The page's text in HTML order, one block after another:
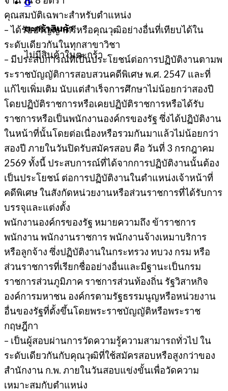
ตะกร้าสินค้า
ไม่มีสินค้าในตะกร้า
คุณสมบัติเฉพาะสำหรับตำแหน่ง
– ได้รับปริญญาตรีหรือคุณวุฒิอย่างอื่นที่เทียบได้ใน
ระดับเดียวกันในทุกสาขาวิชา
– มีประสบการณ์ที่เป็นประโยชน์ต่อการปฏิบัติงานตามพ
ระราชบัญญัติการสอบสวนคดีพิเศษ พ.ศ. 2547 และที่
แก้ไขเพิ่มเติม นับแต่สำเร็จการศึกษาไม่น้อยกว่าสองปี
โดยปฏิบัติราชการหรือเคยปฏิบัติราชการหรือได้รับ
ราชการหรือเป็นพนักงานองค์กรของรัฐ ซึ่งได้ปฏิบัติงาน
ในหน้าที่นั้นโดยต่อเนื่องหรือรวมกันมาแล้วไม่น้อยกว่า
สองปี ภายในวันปิดรับสมัครสอบ คือ วันที่ 3 กรกฎาคม
2569 ทั้งนี้ ประสบการณ์ที่ได้จากการปฏิบัติงานนั้นต้อง
เป็นประโยชน์ ต่อการปฏิบัติงานในตำแหน่งเจ้าหน้าที่
คดีพิเศษ ในสังกัดหน่วยงานหรือส่วนราชการที่ได้รับการ
บรรจุและแต่งตั้ง
พนักงานองค์กรของรัฐ หมายความถึง ข้าราชการ
พนักงาน พนักงานราชการ พนักงานจ้างเหมาบริการ
หรือลูกจ้าง ซึ่งปฏิบัติงานในกระทรวง ทบวง กรม หรือ
ส่วนราชการที่เรียกชื่ออย่างอื่นและมีฐานะเป็นกรม
ราชการส่วนภูมิภาค ราชการส่วนท้องถิ่น รัฐวิสาหกิจ
องค์การมหาชน องค์กรตามรัฐธรรมนูญหรือหน่วยงาน
อื่นของรัฐที่ตั้งขึ้นโดยพระราชบัญญัติหรือพระราช
กฤษฎีกา
– เป็นผู้สอบผ่านการวัดความรู้ความสามารถทั่วไป ใน
ระดับเดียวกันกับคุณวุฒิที่ใช้สมัครสอบหรือสูงกว่าของ
สำนักงาน ก.พ. ภายในวันสอบแข่งขั้นเพื่อวัดความ
เหมาะสมกับตำแหน่ง